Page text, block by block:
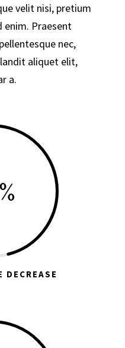
velit nisi, pretium
enim. Praesent
nec,
aliquet elit,
a.
%
DECREASE